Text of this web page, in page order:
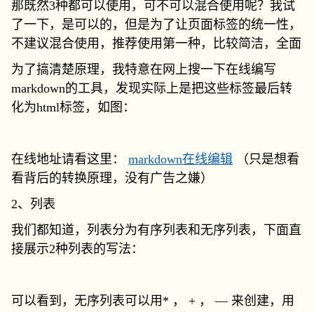
那既然3种都可以使用，可不可以混合使用呢？我试
了一下，是可以的，但是为了让页面标签的统一性，
不建议混合使用，推荐使用第一种，比较简洁，全面
为了搞清楚原理，我特意在网上搜一下在线编写
markdown的工具，发现实际上是把这些标签最后转
化为html标签，如图：
在线地址请看这里：markdown在线编辑 （只是想看
看背后的转换原理，没有广告之嫌）
2、列表
我们都知道，列表分为有序列表和无序列表，下面直
接展示2种列表的写法：
可以看到，无序列表可以用* ， + ， — 来创建，用